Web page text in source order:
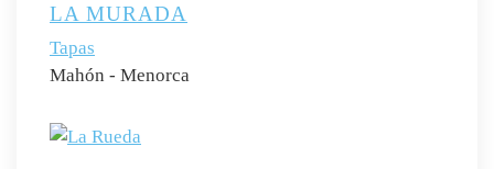
LA MURADA
Tapas
Mahón - Menorca